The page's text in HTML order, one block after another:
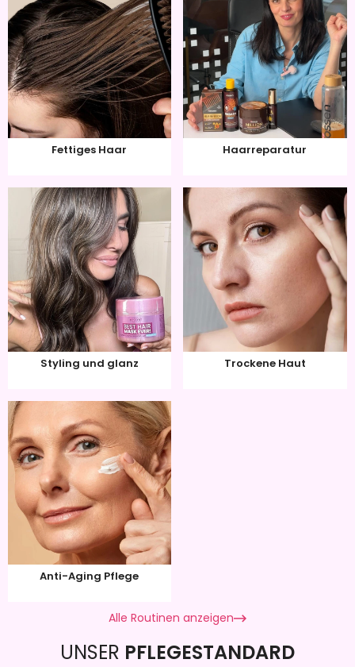
Fettiges Haar Haarreparatur
Styling und glanz Trockene Haut
Anti-Aging Pflege
Alle Routinen anzeigen
UNSER PFLEGESTANDARD